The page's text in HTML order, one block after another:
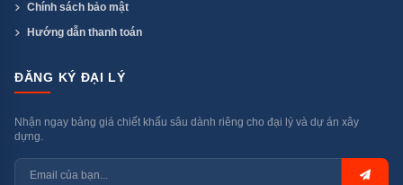
3 — Power Cool & Power Freeze: Làm
Lạnh Nhanh Khi Cần
Power Cool: Thổi luồng khí lạnh mạnh vào ngăn lạnh
phẩm tươi về nhiều
Power Freeze: Tăng tốc độ đông lạnh ngăn đá —
Chính sách bảo mật
Hướng dẫn thanh toán
ĐĂNG KÝ ĐẠI LÝ
Nhận ngay bảng giá chiết khấu sâu dành riêng cho đại lý và dự án xây
dựng.